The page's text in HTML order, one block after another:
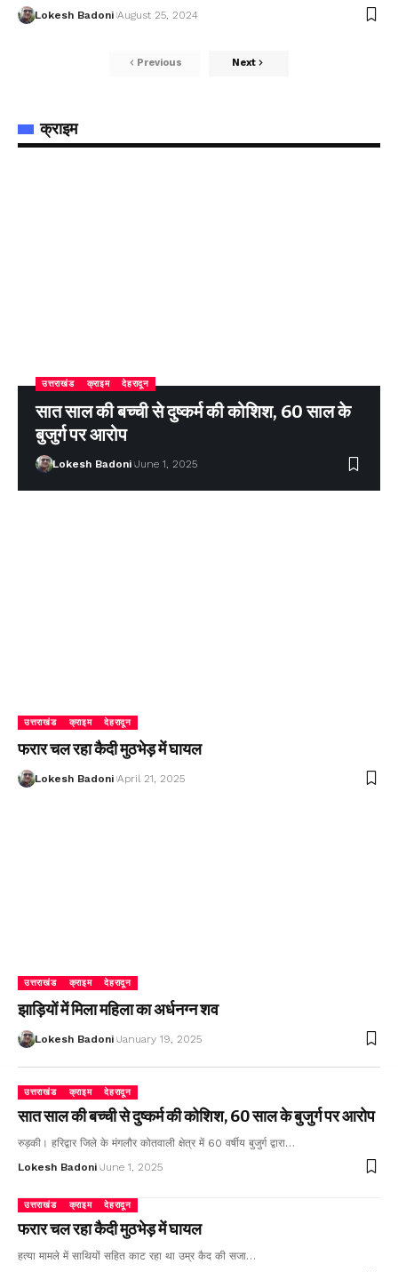
Lokesh Badoni August 25, 2024
Previous Next
क्राइम
उत्तराखंड क्राइम देहरादून
सात साल की बच्ची से दुष्कर्म की कोशिश, 60 साल के
बुजुर्ग पर आरोप
Lokesh Badoni June 1, 2025
उत्तराखंड क्राइम देहरादून
फरार चल रहा कैदी मुठभेड़ में घायल
Lokesh Badoni April 21, 2025
उत्तराखंड क्राइम देहरादून
झाड़ियों में मिला महिला का अर्धनग्न शव
Lokesh Badoni January 19, 2025
उत्तराखंड क्राइम देहरादून
सात साल की बच्ची से दुष्कर्म की कोशिश, 60 साल के बुजुर्ग पर आरोप
रुड़की। हरिद्वार जिले के मंगलौर कोतवाली क्षेत्र में 60 वर्षीय बुजुर्ग द्वारा…
Lokesh Badoni June 1, 2025
उत्तराखंड क्राइम देहरादून
फरार चल रहा कैदी मुठभेड़ में घायल
हत्या मामले में साथियों सहित काट रहा था उम्र कैद की सजा…